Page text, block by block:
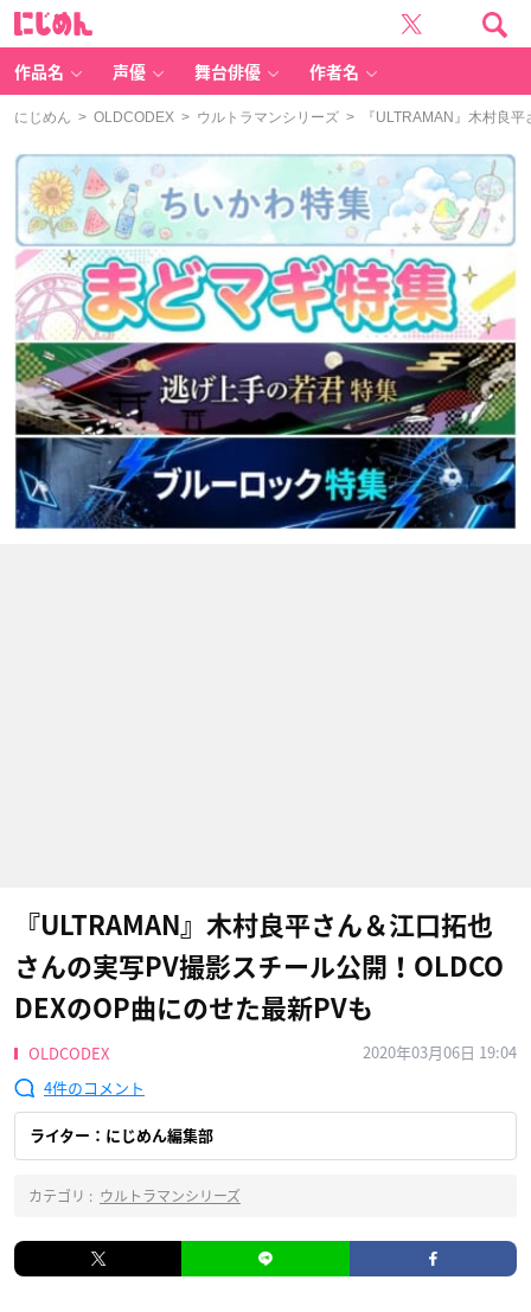
作品名 声優 舞台俳優 作者名
にじめん > OLDCODEX > ウルトラマンシリーズ > 『ULTRAMAN』木村良平
『ULTRAMAN』木村良平さん＆江口拓也
さんの実写PV撮影スチール公開！OLDCO
DEXのOP曲にのせた最新PVも
OLDCODEX
2020年03月06日 19:04
4
ライター：にじめん編集部
カテゴリ : ウルトラマンシリーズ